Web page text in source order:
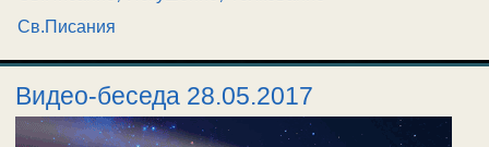
#библия,#Бог
Св.Писания
Видео-беседа 28.05.2017